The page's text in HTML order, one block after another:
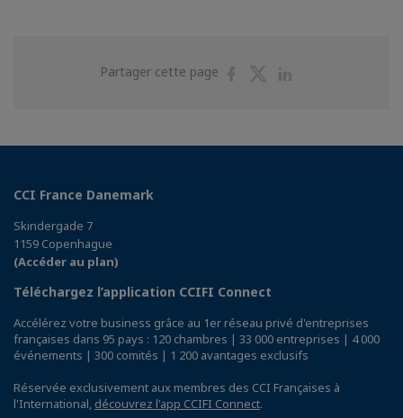
Partager cette page
PartagerPartager
CCI France Danemark
Skindergade 7
1159 Copenhague
(Accéder au plan)
Téléchargez l’application CCIFI Connect
Accélérez votre business grâce au 1er réseau privé d'entreprises
françaises dans 95 pays : 120 chambres | 33 000 entreprises | 4 000
événements | 300 comités | 1 200 avantages exclusifs
Réservée exclusivement aux membres des CCI Françaises à
l'International, découvrez l'app CCIFI Connect.